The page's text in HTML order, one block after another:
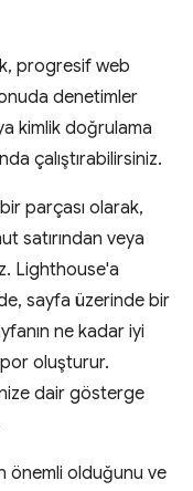
progresif web
denetimler
kimlik doğrulama
çalıştırabilirsiniz.
parçası olarak,
satırından veya
Lighthouse'a
sayfa üzerinde bir
ne kadar iyi
oluşturur.
dair gösterge
önemli olduğunu ve